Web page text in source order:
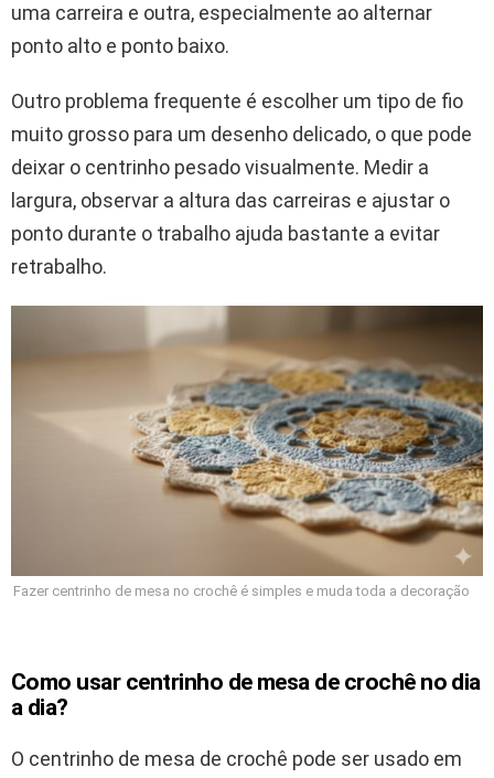
uma carreira e outra, especialmente ao alternar
ponto alto e ponto baixo.
Outro problema frequente é escolher um tipo de fio
muito grosso para um desenho delicado, o que pode
deixar o centrinho pesado visualmente. Medir a
largura, observar a altura das carreiras e ajustar o
ponto durante o trabalho ajuda bastante a evitar
retrabalho.
Fazer centrinho de mesa no crochê é simples e muda toda a decoração
Como usar centrinho de mesa de crochê no dia
a dia?
O centrinho de mesa de crochê pode ser usado em